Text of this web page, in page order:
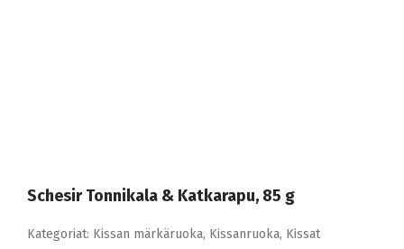
Schesir Tonnikala & Katkarapu, 85 g
Kategoriat: Kissan märkäruoka, Kissanruoka, Kissat